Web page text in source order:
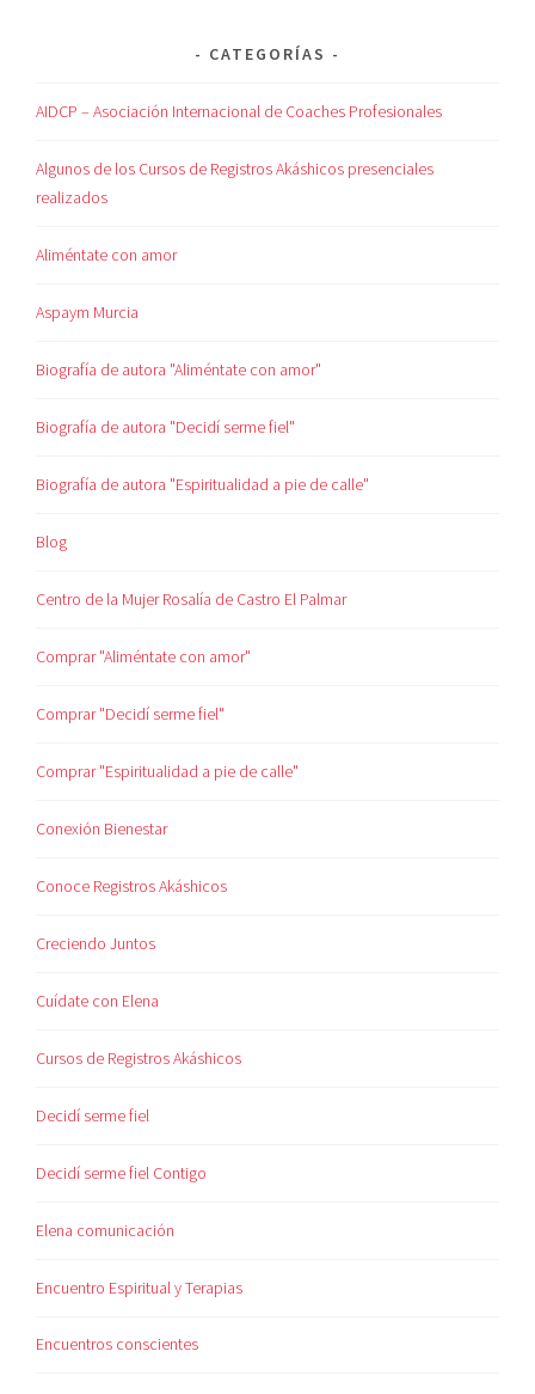
CATEGORÍAS
AIDCP – Asociación Internacional de Coaches Profesionales
Algunos de los Cursos de Registros Akáshicos presenciales
realizados
Aliméntate con amor
Aspaym Murcia
Biografía de autora "Aliméntate con amor"
Biografía de autora "Decidí serme fiel"
Biografía de autora "Espiritualidad a pie de calle"
Blog
Centro de la Mujer Rosalía de Castro El Palmar
Comprar "Aliméntate con amor"
Comprar "Decidí serme fiel"
Comprar "Espiritualidad a pie de calle"
Conexión Bienestar
Conoce Registros Akáshicos
Creciendo Juntos
Cuídate con Elena
Cursos de Registros Akáshicos
Decidí serme fiel
Decidí serme fiel Contigo
Elena comunicación
Encuentro Espiritual y Terapias
Encuentros conscientes